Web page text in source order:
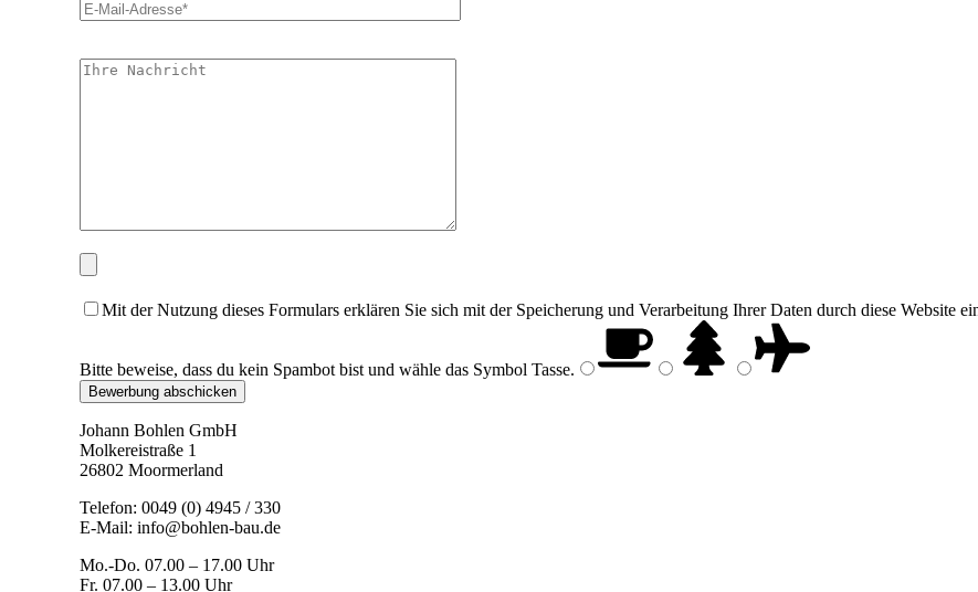
Mit der Nutzung dieses Formulars erklären Sie sich mit der Speicherung und Verarbeitung Ihrer Daten durch diese Website
Bitte beweise, dass du kein Spambot bist und wähle das Symbol Tasse.
Johann Bohlen GmbH
Molkereistraße 1
26802 Moormerland
Telefon: 0049 (0) 4945 / 330
E-Mail: info@bohlen-bau.de
Mo.-Do. 07.00 – 17.00 Uhr
Fr. 07.00 – 13.00 Uhr